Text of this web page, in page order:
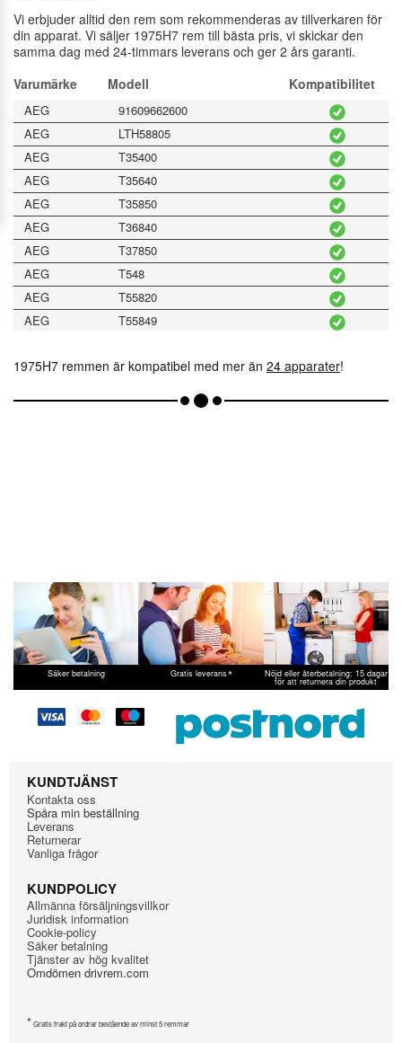
Vi erbjuder alltid den rem som rekommenderas av tillverkaren för
din apparat. Vi säljer 1975H7 rem till bästa pris, vi skickar den
samma dag med 24-timmars leverans och ger 2 års garanti.
Varumärke
Modell Kompatibilitet
AEG
91609662600
AEG
LTH58805
AEG
T35400
AEG
T35640
AEG
T35850
AEG
T36840
AEG
T37850
AEG
T548
AEG
T55820
AEG
T55849
AEG
T56740
AEG
T59850
AEG
T59870
AEG
T8030TW
1975H7 remmen är kompatibel med mer än 24 apparater!
Säker betalning Gratis leverans* Nöjd eller återbetalning: 15 dagar
för att returnera din produkt
KUNDTJÄNST
Kontakta oss
Spåra min beställning
Leverans
Returnerar
Vanliga frågor
KUNDPOLICY
Allmänna försäljningsvillkor
Juridisk information
Cookie-policy
Säker betalning
Tjänster av hög kvalitet
Omdömen drivrem.com
*Gratis frakt på ordrar bestående av minst 5 remmar